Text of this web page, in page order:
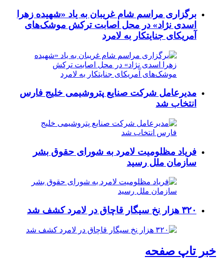
برگزاری مراسم شام غریبان به یاد «شهیده زهرا
اسدی نژاد» در محل اصابت ترکش موشک‌های
آمریکای جنایتکار به لامرد
مدیرعامل شرکت صنایع پتروشیمی خلیج فارس
انتخاب شد
فریاد مظلومیت لامرد به شورای حقوق بشر
سازمان ملل رسید
۳۲۰ هزار نخ سیگار قاچاق در لامرد کشف شد
خبر تاپ صفحه